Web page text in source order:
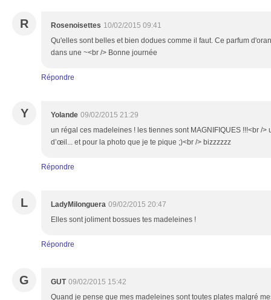
R Rosenoisettes 10/02/2015 09:41
Qu'elles sont belles et bien dodues comme il faut. Ce parfum
dans une ~<br /> Bonne journée
Répondre
Y Yolande 09/02/2015 21:29
un régal ces madeleines ! les tiennes sont MAGNIFIQUES !!!<br /
d’œil... et pour la photo que je te pique ;)<br /> bizzzzzz
Répondre
L LadyMilonguera 09/02/2015 20:47
Elles sont joliment bossues tes madeleines !
Répondre
G GUT 09/02/2015 15:42
Quand je pense que mes madeleines sont toutes plates malgré